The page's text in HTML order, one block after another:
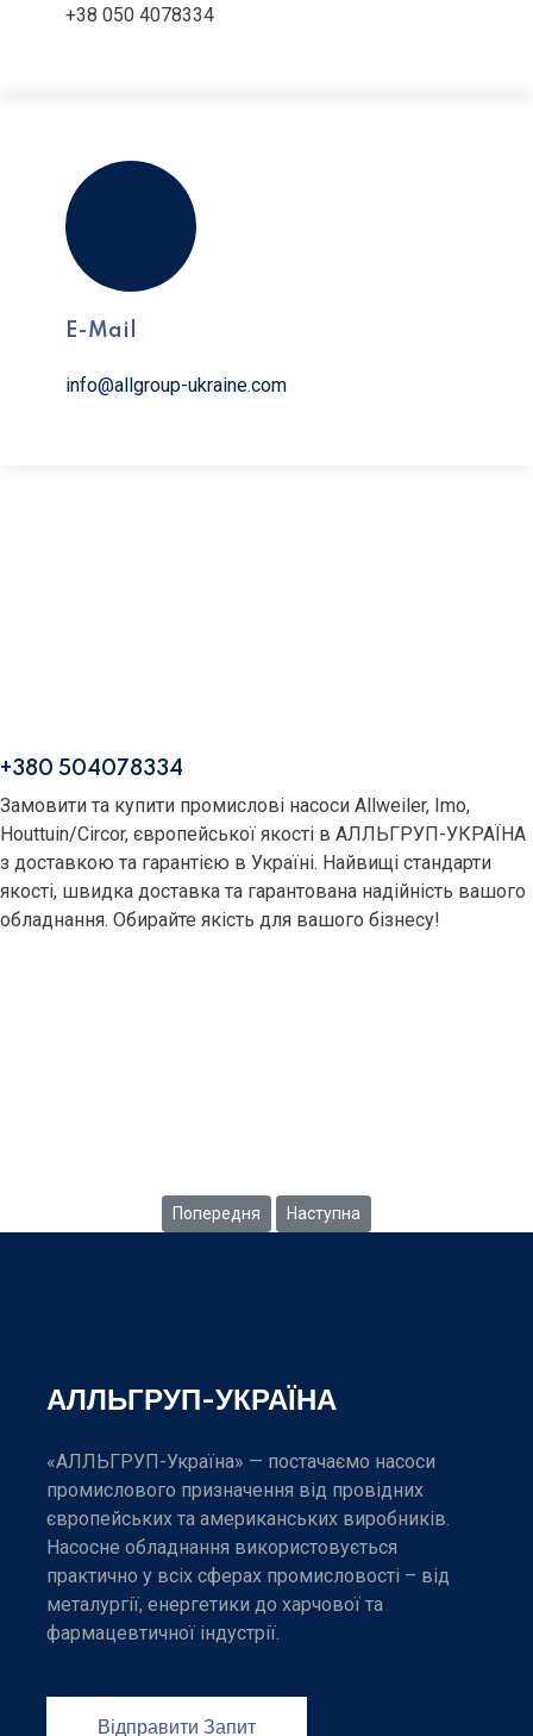
+38 050 4078334
E-Mail
info@allgroup-ukraine.com
+380 504078334
Замовити та купити промислові насоси Allweiler, Imo,
Houttuin/Circor, європейської якості в АЛЛЬГРУП-УКРАЇНА
з доставкою та гарантією в Україні. Найвищі стандарти
якості, швидка доставка та гарантована надійність вашого
обладнання. Обирайте якість для вашого бізнесу!
Попередня стаття: Серія Three-Screw 413IC
Попередня Наступна стаття: Серія LB6D
Наступна
АЛЛЬГРУП-УКРАЇНА
«АЛЛЬГРУП-Україна» — постачаємо насоси
промислового призначення від провідних
європейських та американських виробників.
Насосне обладнання використовується
практично у всіх сферах промисловості – від
металургії, енергетики до харчової та
фармацевтичної індустрії.
Відправити Запит